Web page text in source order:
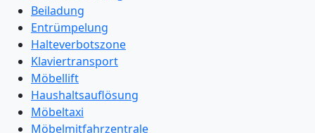
Beiladung
Entrümpelung
Halteverbotszone
Klaviertransport
Möbellift
Haushaltsauflösung
Möbeltaxi
Möbelmitfahrzentrale